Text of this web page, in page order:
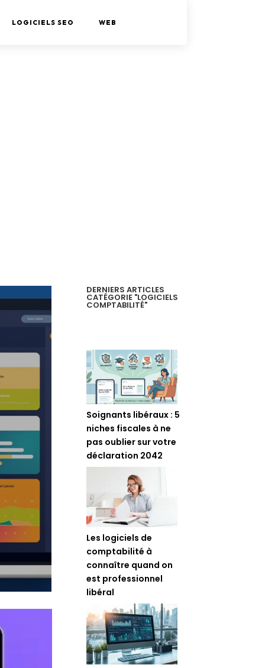
LOGICIELS SEO WEB
DERNIERS ARTICLES
CATÉGORIE "LOGICIELS
COMPTABILITÉ"
Soignants libéraux : 5
niches fiscales à ne
pas oublier sur votre
déclaration 2042
Les logiciels de
comptabilité à
connaître quand on
est professionnel
libéral